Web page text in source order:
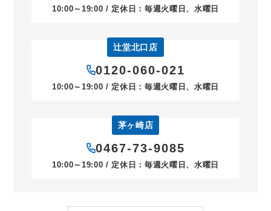
10:00～19:00 / 定休日：毎週火曜日、水曜日
辻堂北口店
0120-060-021
10:00～19:00 / 定休日：毎週火曜日、水曜日
茅ヶ崎店
0467-73-9085
10:00～19:00 / 定休日：毎週火曜日、水曜日